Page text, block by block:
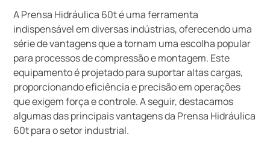
A Prensa Hidráulica 60t é uma ferramenta
indispensável em diversas indústrias, oferecendo uma
série de vantagens que a tornam uma escolha popular
para processos de compressão e montagem. Este
equipamento é projetado para suportar altas cargas,
proporcionando eficiência e precisão em operações
que exigem força e controle. A seguir, destacamos
algumas das principais vantagens da Prensa Hidráulica
60t para o setor industrial.